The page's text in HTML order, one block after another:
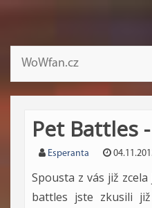
WoWfan.cz
Pet Battles
Esperanta
Spousta z vás již
battles jste zkusili